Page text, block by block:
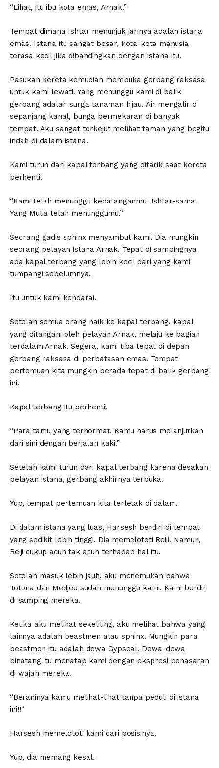
“Lihat, itu ibu kota emas, Arnak.”
Tempat dimana Ishtar menunjuk jarinya adalah istana
emas. Istana itu sangat besar, kota-kota manusia
terasa kecil jika dibandingkan dengan istana itu.
Pasukan kereta kemudian membuka gerbang raksasa
untuk kami lewati. Yang menunggu kami di balik
gerbang adalah surga tanaman hijau. Air mengalir di
sepanjang kanal, bunga bermekaran di banyak
tempat. Aku sangat terkejut melihat taman yang begitu
indah di dalam istana.
Kami turun dari kapal terbang yang ditarik saat kereta
berhenti.
“Kami telah menunggu kedatanganmu, Ishtar-sama.
Yang Mulia telah menunggumu.”
Seorang gadis sphinx menyambut kami. Dia mungkin
seorang pelayan istana Arnak. Tepat di sampingnya
ada kapal terbang yang lebih kecil dari yang kami
tumpangi sebelumnya.
Itu untuk kami kendarai.
Setelah semua orang naik ke kapal terbang, kapal
yang ditangani oleh pelayan Arnak, melaju ke bagian
terdalam Arnak. Segera, kami tiba tepat di depan
gerbang raksasa di perbatasan emas. Tempat
pertemuan kita mungkin berada tepat di balik gerbang
ini.
Kapal terbang itu berhenti.
“Para tamu yang terhormat, Kamu harus melanjutkan
dari sini dengan berjalan kaki.”
Setelah kami turun dari kapal terbang karena desakan
pelayan istana, gerbang akhirnya terbuka.
Yup, tempat pertemuan kita terletak di dalam.
Di dalam istana yang luas, Harsesh berdiri di tempat
yang sedikit lebih tinggi. Dia memelototi Reiji. Namun,
Reiji cukup acuh tak acuh terhadap hal itu.
Setelah masuk lebih jauh, aku menemukan bahwa
Totona dan Medjed sudah menunggu kami. Kami berdiri
di samping mereka.
Ketika aku melihat sekeliling, aku melihat bahwa yang
lainnya adalah beastmen atau sphinx. Mungkin para
beastmen itu adalah dewa Gypseal. Dewa-dewa
binatang itu menatap kami dengan ekspresi penasaran
di wajah mereka.
“Beraninya kamu melihat-lihat tanpa peduli di istana
ini!!”
Harsesh memelototi kami dari posisinya.
Yup, dia memang kesal.